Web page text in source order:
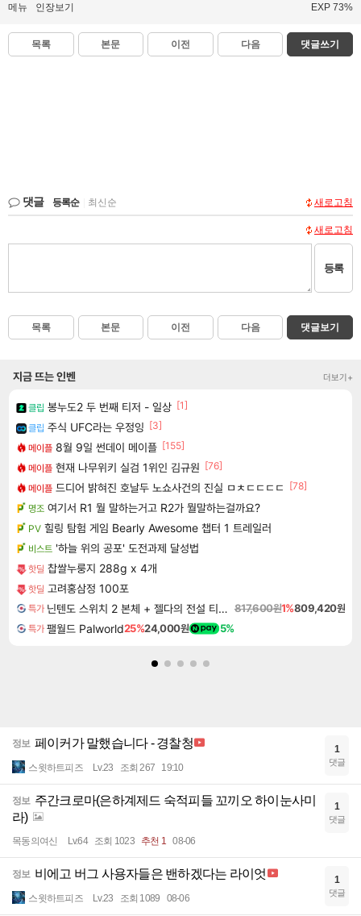
메뉴 인장보기 EXP 73%
목록 본문 이전 다음 댓글쓰기
댓글 등록순 최신순 새로고침
새로고침
등록
목록 본문 이전 다음 댓글보기
지금 뜨는 인벤 더보기+
클립 봉누도2 두 번째 티저 - 일상 [1]
클립 주식 UFC라는 우정잉 [3]
메이플 8월 9일 썬데이 메이플 [155]
메이플 현재 나무위키 실검 1위인 김규원 [76]
메이플 드디어 밝혀진 호날두 노쇼사건의 진실 ㅁㅊㄷㄷㄷㄷ
[78]
명조 여기서 R1 뭘 말하는거고 R2가 뭘말하는걸까요?
PV 힐링 탐험 게임 Bearly Awesome 챕터 1 트레일러
비스트 '하늘 위의 공포' 도전과제 달성법
핫딜 찹쌀누룽지 288g x 4개
핫딜 고려홍삼정 100포
특가 닌텐도 스위치 2 본체 + 젤다의 전설 티어스 오브 더 킹덤 닌텐도 스위치 2 에디션 + 젤다의 전설 브레스 오브 더 와일드 닌텐도 스위치 2 에디션 번들 817,600원1%809,420원
특가 팰월드 Palworld25%24,000원 5%
정보 페이커가 말했습니다 - 경찰청
스윗하트피즈 Lv.23 조회 267 19:10
1
댓글
정보 주간크로마(은하계제드 숙적피들 꼬끼오 하이눈사미
라)
목동의여신 Lv.64 조회 1023 추천 1 08-06
1
댓글
정보 비에고 버그 사용자들은 밴하겠다는 라이엇
스윗하트피즈 Lv.23 조회 1089 08-06
1
댓글